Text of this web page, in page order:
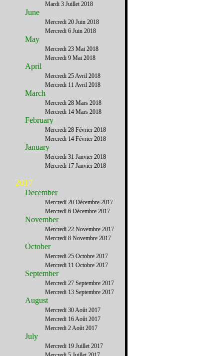
Mardi 3 Juillet 2018
June
Mercredi 20 Juin 2018
Mercredi 6 Juin 2018
May
Mercredi 23 Mai 2018
Mercredi 9 Mai 2018
April
Mercredi 25 Avril 2018
Mercredi 11 Avril 2018
March
Mercredi 28 Mars 2018
Mercredi 14 Mars 2018
February
Mercredi 28 Février 2018
Mercredi 14 Février 2018
January
Mercredi 31 Janvier 2018
Mercredi 17 Janvier 2018
2017
December
Mercredi 20 Décembre 2017
Mercredi 6 Décembre 2017
November
Mercredi 22 Novembre 2017
Mercredi 8 Novembre 2017
October
Mercredi 25 Octobre 2017
Mercredi 11 Octobre 2017
September
Mercredi 27 Septembre 2017
Mercredi 13 Septembre 2017
August
Mercredi 30 Août 2017
Mercredi 16 Août 2017
Mercredi 2 Août 2017
July
Mercredi 19 Juillet 2017